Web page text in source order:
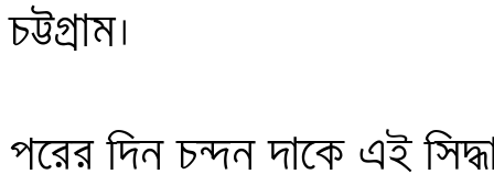
চট্টগ্রাম।
পরের দিন চন্দন দাকে এই